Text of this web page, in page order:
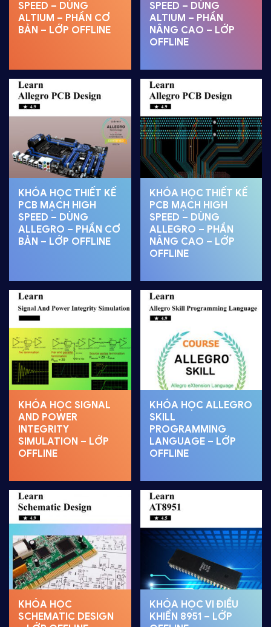
SPEED – DÙNG
ALTIUM – PHẦN CƠ
BẢN – LỚP OFFLINE
SPEED – DÙNG
ALTIUM – PHẦN
NÂNG CAO – LỚP
OFFLINE
KHÓA HỌC THIẾT KẾ
PCB MẠCH HIGH
SPEED – DÙNG
ALLEGRO – PHẦN CƠ
BẢN – LỚP OFFLINE
KHÓA HỌC THIẾT KẾ
PCB MẠCH HIGH
SPEED – DÙNG
ALLEGRO – PHẦN
NÂNG CAO – LỚP
OFFLINE
KHÓA HỌC SIGNAL
AND POWER
INTEGRITY
SIMULATION – LỚP
OFFLINE
KHÓA HỌC ALLEGRO
SKILL
PROGRAMMING
LANGUAGE – LỚP
OFFLINE
KHÓA HỌC
SCHEMATIC DESIGN
KHÓA HỌC VI ĐIỀU
KHIỂN 8951 – LỚP